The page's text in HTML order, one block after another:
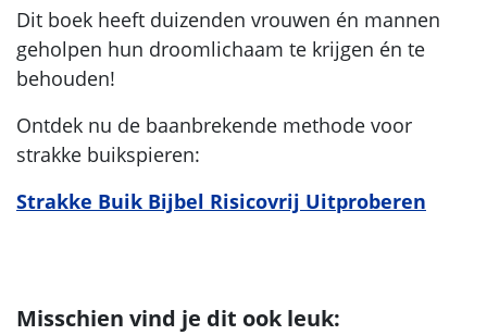
Dit boek heeft duizenden vrouwen én mannen
geholpen hun droomlichaam te krijgen én te
behouden!
Ontdek nu de baanbrekende methode voor
strakke buikspieren:
Strakke Buik Bijbel Risicovrij Uitproberen
Misschien vind je dit ook leuk: